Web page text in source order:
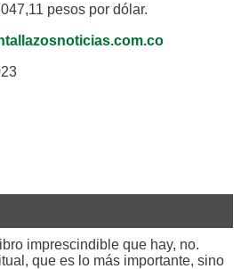
pesos por dólar.
imprescindible que hay, no.
que es lo más importante, sino